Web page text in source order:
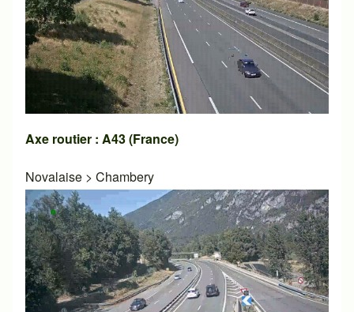
Axe routier : A43 (France)
Novalaise > Chambery